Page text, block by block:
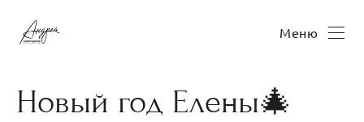
Меню
Новый год Елены🎄